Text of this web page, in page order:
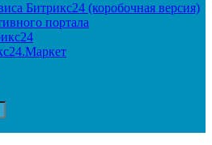
Битрикс24 (коробочная версия)
портала